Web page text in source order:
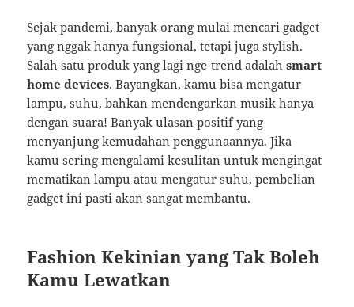
Sejak pandemi, banyak orang mulai mencari gadget
yang nggak hanya fungsional, tetapi juga stylish.
Salah satu produk yang lagi nge-trend adalahsmart
home devices. Bayangkan, kamu bisa mengatur
lampu, suhu, bahkan mendengarkan musik hanya
dengan suara! Banyak ulasan positif yang
menyanjung kemudahan penggunaannya. Jika
kamu sering mengalami kesulitan untuk mengingat
mematikan lampu atau mengatur suhu, pembelian
gadget ini pasti akan sangat membantu.
Fashion Kekinian yang Tak Boleh
Kamu Lewatkan